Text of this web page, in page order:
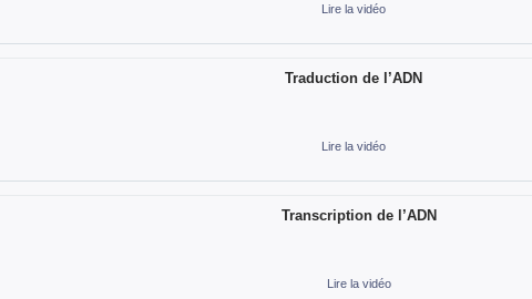
Lire la vidéo
Traduction de l’ADN
Lire la vidéo
Transcription de l’ADN
Lire la vidéo